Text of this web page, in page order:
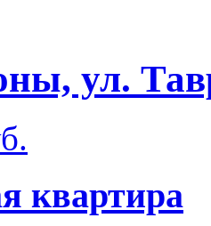
ул.
квартира